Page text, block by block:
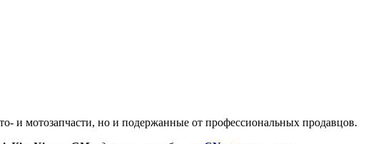
и мотозапчасти, но и подержанные от профессиональных продавцов.